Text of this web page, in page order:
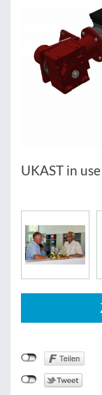
UKAST in